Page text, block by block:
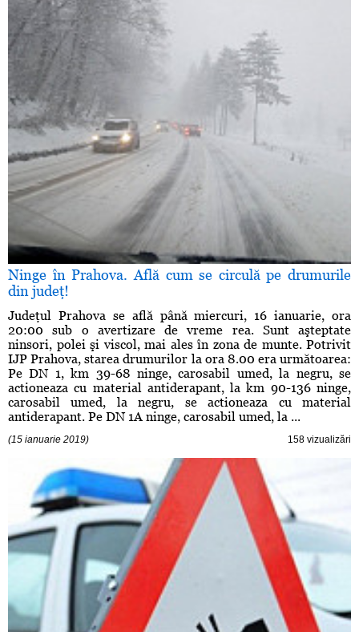
Ninge în Prahova. Află cum se circulă pe drumurile
din judeţ!
Judeţul Prahova se află până miercuri, 16 ianuarie, ora
20:00 sub o avertizare de vreme rea. Sunt aşteptate
ninsori, polei şi viscol, mai ales în zona de munte. Potrivit
IJP Prahova, starea drumurilor la ora 8.00 era următoarea:
Pe DN 1, km 39-68 ninge, carosabil umed, la negru, se
actioneaza cu material antiderapant, la km 90-136 ninge,
carosabil umed, la negru, se actioneaza cu material
antiderapant. Pe DN 1A ninge, carosabil umed, la ...
(15 ianuarie 2019) 158 vizualizări